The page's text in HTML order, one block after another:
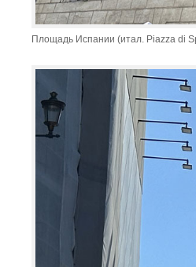
Площадь Испании (итал. Piazza di